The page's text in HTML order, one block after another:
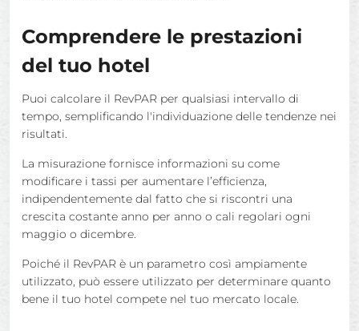
Comprendere le prestazioni
del tuo hotel
Puoi calcolare il RevPAR per qualsiasi intervallo di
tempo, semplificando l'individuazione delle tendenze nei
risultati.
La misurazione fornisce informazioni su come
modificare i tassi per aumentare l’efficienza,
indipendentemente dal fatto che si riscontri una
crescita costante anno per anno o cali regolari ogni
maggio o dicembre.
Poiché il RevPAR è un parametro così ampiamente
utilizzato, può essere utilizzato per determinare quanto
bene il tuo hotel compete nel tuo mercato locale.